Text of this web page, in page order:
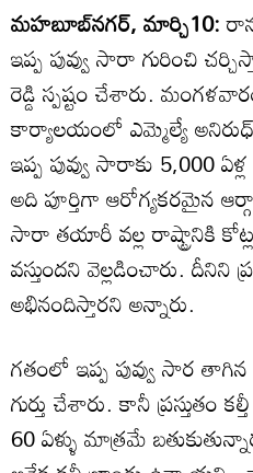
మహబూబ్‌నగర్, మార్చి10:
ఇప్ప పువ్వు సారా గురించి
రెడ్డి స్పష్టం చేశారు.
కార్యాలయంలో ఎమ్మెల్యే
ఇప్ప పువ్వు సారాకు 5,000
అది పూర్తిగా ఆరోగ్యకరమైన
సారా తయారీ వల్ల రాష్ట్రానికి
వస్తుందని వెల్లడించారు. దీనిని
అభినందిస్తారని అన్నారు.
గతంలో ఇప్ప పువ్వు సార తాగిన
గుర్తు చేశారు. కానీ ప్రస్తుతం
60 ఏళ్ళు మాత్రమే